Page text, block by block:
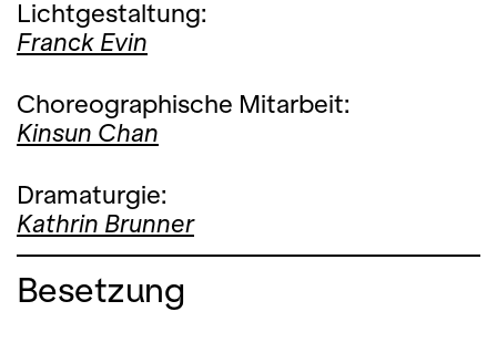
Lichtgestaltung:
Franck Evin
Choreographische Mitarbeit:
Kinsun Chan
Dramaturgie:
Kathrin Brunner
Besetzung